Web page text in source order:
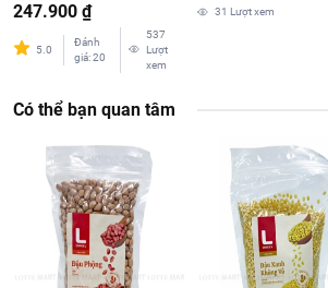
247.900 ₫
5.0
Đánh
giá:20
537
Lượt
xem
31 Lượt xem
Có thể bạn quan tâm